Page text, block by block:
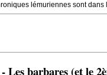
lémuriennes sont dans
barbares (et le